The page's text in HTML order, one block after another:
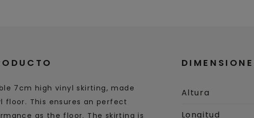
7cm high vinyl skirting, made
This ensures an perfect
as the floor. The skirting is
Altura
Longitud